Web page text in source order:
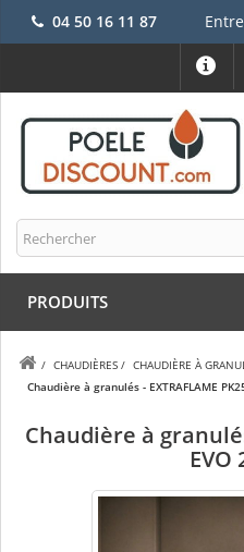
04 50 16 11 87
PRODUITS
/ CHAUDIÈRES / CHAUDIÈRE À
Chaudière à granulés - EXTRAFLAME
Chaudière à
EVO